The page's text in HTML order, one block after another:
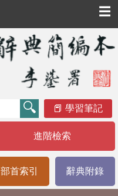
☰
學習筆記
進階檢索
部首索引 辭典附錄